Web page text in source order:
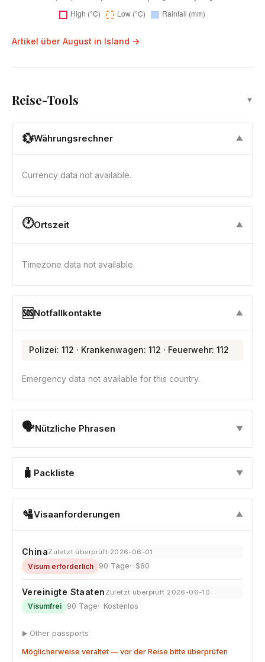
Artikel über August in Island →
Reise-Tools ▼
💱Währungsrechner ▼
Currency data not available.
🕐Ortszeit ▼
Timezone data not available.
🆘Notfallkontakte ▼
Polizei: 112 · Krankenwagen: 112 · Feuerwehr: 112
Emergency data not available for this country.
🗣Nützliche Phrasen ▼
🧳 Packliste ▼
🛂Visaanforderungen ▼
ChinaZuletzt überprüft 2026-06-01
Visum erforderlich 90 Tage $80
Vereinigte Staaten Zuletzt überprüft 2026-06-10
Visumfrei 90 Tage Kostenlos
Other passports
Möglicherweise veraltet — vor der Reise bitte überprüfen